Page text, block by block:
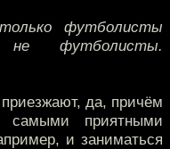
футболисты
футболисты.
да, причём
самыми приятными
и заниматься